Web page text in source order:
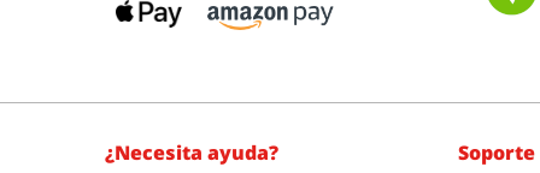
¿Necesita ayuda?